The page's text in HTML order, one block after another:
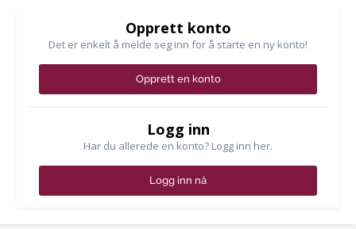
Opprett konto
Det er enkelt å melde seg inn for å starte en ny konto!
Opprett en konto
Logg inn
Har du allerede en konto? Logg inn her.
Logg inn nå